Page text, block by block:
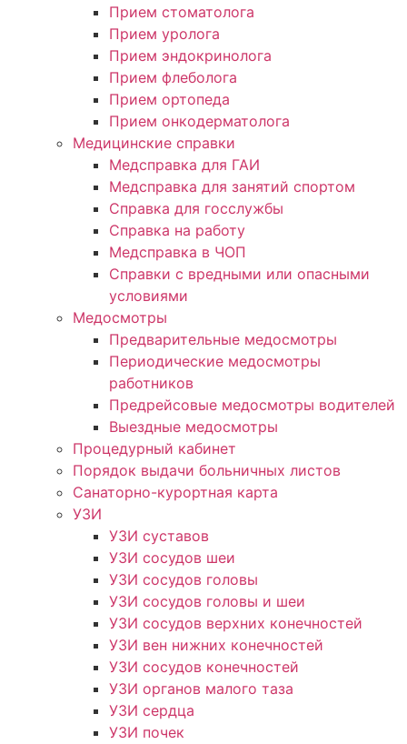
Прием стоматолога
Прием уролога
Прием эндокринолога
Прием флеболога
Прием ортопеда
Прием онкодерматолога
Медицинские справки
Медсправка для ГАИ
Медсправка для занятий спортом
Справка для госслужбы
Справка на работу
Медсправка в ЧОП
Справки с вредными или опасными
условиями
Медосмотры
Предварительные медосмотры
Периодические медосмотры
работников
Предрейсовые медосмотры водителей
Выездные медосмотры
Процедурный кабинет
Порядок выдачи больничных листов
Санаторно-курортная карта
УЗИ
УЗИ суставов
УЗИ сосудов шеи
УЗИ сосудов головы
УЗИ сосудов головы и шеи
УЗИ сосудов верхних конечностей
УЗИ вен нижних конечностей
УЗИ сосудов конечностей
УЗИ органов малого таза
УЗИ сердца
УЗИ почек